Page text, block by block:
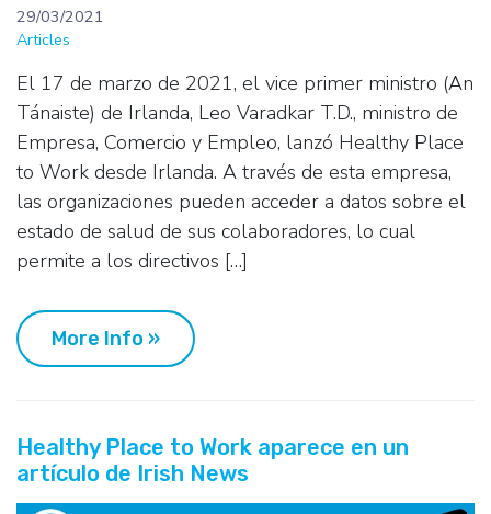
29/03/2021
Articles
El 17 de marzo de 2021, el vice primer ministro (An
Tánaiste) de Irlanda, Leo Varadkar T.D., ministro de
Empresa, Comercio y Empleo, lanzó Healthy Place
to Work desde Irlanda. A través de esta empresa,
las organizaciones pueden acceder a datos sobre el
estado de salud de sus colaboradores, lo cual
permite a los directivos […]
More Info »
Healthy Place to Work aparece en un
artículo de Irish News